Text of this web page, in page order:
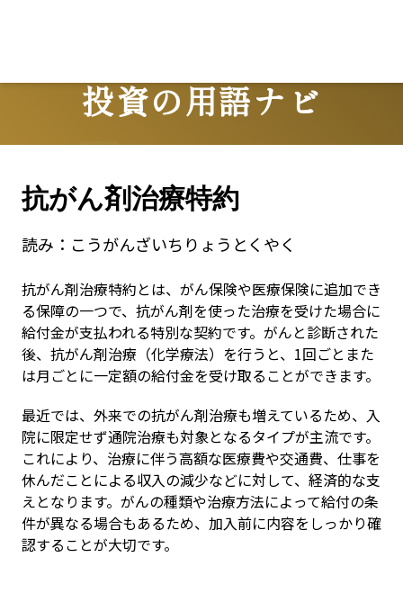
投資の用語ナビ
Terms
抗がん剤治療特約
読み： こうがんざいちりょうとくやく
抗がん剤治療特約とは、がん保険や医療保険に追加でき
る保障の一つで、抗がん剤を使った治療を受けた場合に
給付金が支払われる特別な契約です。がんと診断された
後、抗がん剤治療（化学療法）を行うと、1回ごとまた
は月ごとに一定額の給付金を受け取ることができます。
最近では、外来での抗がん剤治療も増えているため、入
院に限定せず通院治療も対象となるタイプが主流です。
これにより、治療に伴う高額な医療費や交通費、仕事を
休んだことによる収入の減少などに対して、経済的な支
えとなります。がんの種類や治療方法によって給付の条
件が異なる場合もあるため、加入前に内容をしっかり確
認することが大切です。